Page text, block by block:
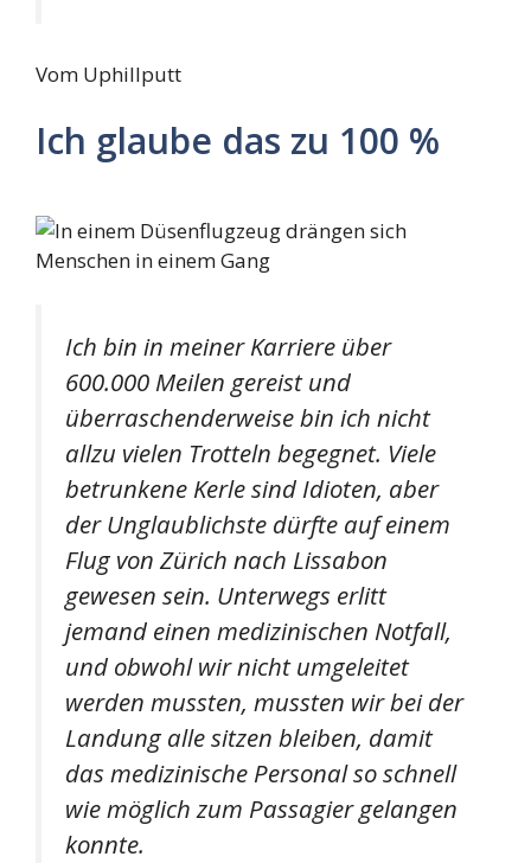
Vom Uphillputt
Ich glaube das zu 100 %
Ich bin in meiner Karriere über
600.000 Meilen gereist und
überraschenderweise bin ich nicht
allzu vielen Trotteln begegnet. Viele
betrunkene Kerle sind Idioten, aber
der Unglaublichste dürfte auf einem
Flug von Zürich nach Lissabon
gewesen sein. Unterwegs erlitt
jemand einen medizinischen Notfall,
und obwohl wir nicht umgeleitet
werden mussten, mussten wir bei der
Landung alle sitzen bleiben, damit
das medizinische Personal so schnell
wie möglich zum Passagier gelangen
konnte.